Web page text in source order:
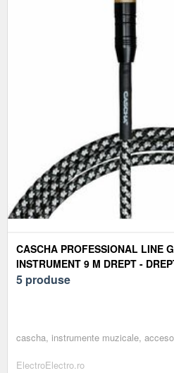
CASCHA PROFESSIONAL LINE
INSTRUMENT 9 M DREPT -
5 produse
cascha, instrumente muzicale,
ElectroElectro.ro